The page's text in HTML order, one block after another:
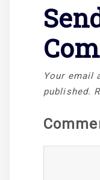
Your email
published.